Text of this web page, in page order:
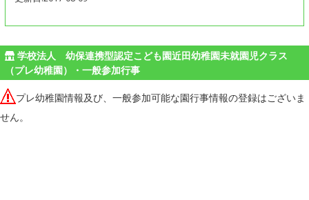
学校法人 幼保連携型認定こども園近田幼稚園未就園児クラス
（プレ幼稚園）・一般参加行事
プレ幼稚園情報及び、一般参加可能な園行事情報の登録はございま
せん。